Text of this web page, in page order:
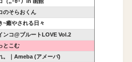
のそらおくん
~癒やされる日々
ンコ@ブルートLOVE Vol.2
とこむ
。｜Ameba (アメーバ)